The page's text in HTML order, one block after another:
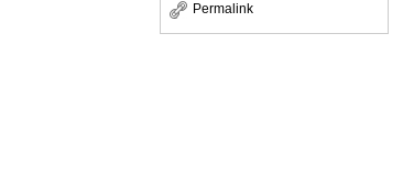
Permalink